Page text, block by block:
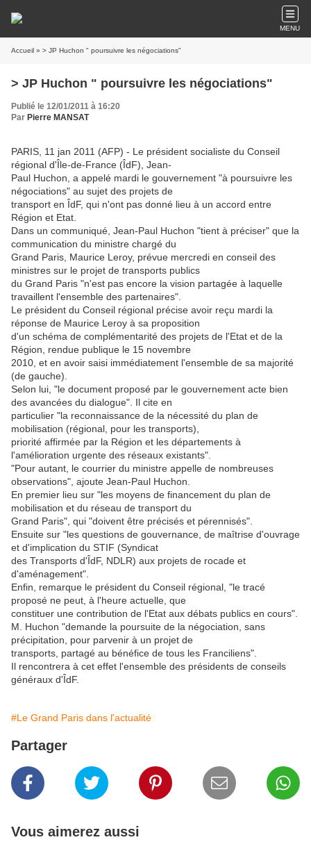
MENU
Accueil » > JP Huchon " poursuivre les négociations"
> JP Huchon " poursuivre les négociations"
Publié le 12/01/2011 à 16:20
Par Pierre MANSAT
PARIS, 11 jan 2011 (AFP) - Le président socialiste du Conseil
régional d'Île-de-France (ÎdF), Jean-
Paul Huchon, a appelé mardi le gouvernement "à poursuivre les
négociations" au sujet des projets de
transport en ÎdF, qui n'ont pas donné lieu à un accord entre
Région et Etat.
Dans un communiqué, Jean-Paul Huchon "tient à préciser" que la
communication du ministre chargé du
Grand Paris, Maurice Leroy, prévue mercredi en conseil des
ministres sur le projet de transports publics
du Grand Paris "n'est pas encore la vision partagée à laquelle
travaillent l'ensemble des partenaires".
Le président du Conseil régional précise avoir reçu mardi la
réponse de Maurice Leroy à sa proposition
d'un schéma de complémentarité des projets de l'Etat et de la
Région, rendue publique le 15 novembre
2010, et en avoir saisi immédiatement l'ensemble de sa majorité
(de gauche).
Selon lui, "le document proposé par le gouvernement acte bien
des avancées du dialogue". Il cite en
particulier "la reconnaissance de la nécessité du plan de
mobilisation (régional, pour les transports),
priorité affirmée par la Région et les départements à
l'amélioration urgente des réseaux existants".
"Pour autant, le courrier du ministre appelle de nombreuses
observations", ajoute Jean-Paul Huchon.
En premier lieu sur "les moyens de financement du plan de
mobilisation et du réseau de transport du
Grand Paris", qui "doivent être précisés et pérennisés".
Ensuite sur "les questions de gouvernance, de maîtrise d'ouvrage
et d'implication du STIF (Syndicat
des Transports d'ÎdF, NDLR) aux projets de rocade et
d'aménagement".
Enfin, remarque le président du Conseil régional, "le tracé
proposé ne peut, à l'heure actuelle, que
constituer une contribution de l'Etat aux débats publics en cours".
M. Huchon "demande la poursuite de la négociation, sans
précipitation, pour parvenir à un projet de
transports, partagé au bénéfice de tous les Franciliens".
Il rencontrera à cet effet l'ensemble des présidents de conseils
généraux d'ÎdF.
#Le Grand Paris dans l'actualité
Partager
Vous aimerez aussi